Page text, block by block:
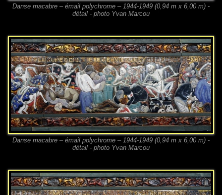
Danse macabre – émail polychrome – 1944-1949 (0,94 m x 6,00 m) -
détail - photo Yvan Marcou
Danse macabre – émail polychrome – 1944-1949 (0,94 m x 6,00 m) -
détail - photo Yvan Marcou